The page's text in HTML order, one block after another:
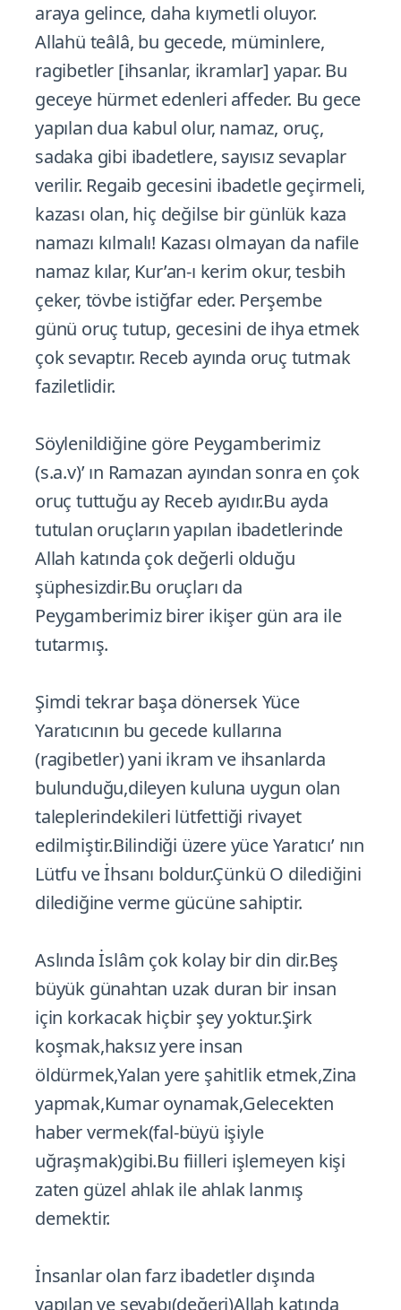
araya gelince, daha kıymetli oluyor.
Allahü teâlâ, bu gecede, müminlere,
ragibetler [ihsanlar, ikramlar] yapar. Bu
geceye hürmet edenleri affeder. Bu gece
yapılan dua kabul olur, namaz, oruç,
sadaka gibi ibadetlere, sayısız sevaplar
verilir. Regaib gecesini ibadetle geçirmeli,
kazası olan, hiç değilse bir günlük kaza
namazı kılmalı! Kazası olmayan da nafile
namaz kılar, Kur’an-ı kerim okur, tesbih
çeker, tövbe istiğfar eder. Perşembe
günü oruç tutup, gecesini de ihya etmek
çok sevaptır. Receb ayında oruç tutmak
faziletlidir.
Söylenildiğine göre Peygamberimiz
(s.a.v)’ ın Ramazan ayından sonra en çok
oruç tuttuğu ay Receb ayıdır.Bu ayda
tutulan oruçların yapılan ibadetlerinde
Allah katında çok değerli olduğu
şüphesizdir.Bu oruçları da
Peygamberimiz birer ikişer gün ara ile
tutarmış.
Şimdi tekrar başa dönersek Yüce
Yaratıcının bu gecede kullarına
(ragibetler) yani ikram ve ihsanlarda
bulunduğu,dileyen kuluna uygun olan
taleplerindekileri lütfettiği rivayet
edilmiştir.Bilindiği üzere yüce Yaratıcı’ nın
Lütfu ve İhsanı boldur.Çünkü O dilediğini
dilediğine verme gücüne sahiptir.
Aslında İslâm çok kolay bir din dir.Beş
büyük günahtan uzak duran bir insan
için korkacak hiçbir şey yoktur.Şirk
koşmak,haksız yere insan
öldürmek,Yalan yere şahitlik etmek,Zina
yapmak,Kumar oynamak,Gelecekten
haber vermek(fal-büyü işiyle
uğraşmak)gibi.Bu fiilleri işlemeyen kişi
zaten güzel ahlak ile ahlak lanmış
demektir.
İnsanlar olan farz ibadetler dışında
yapılan ve sevabı(değeri)Allah katında